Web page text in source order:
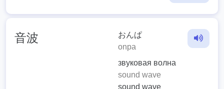
音波
おんぱ
onpa
звуковая волна
sound wave
sound wave